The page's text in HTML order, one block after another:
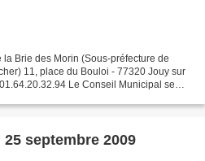
Brie des Morin (Sous-préfecture de
11, place du Bouloi - 77320 Jouy sur
Le Conseil Municipal se
septembre 2009